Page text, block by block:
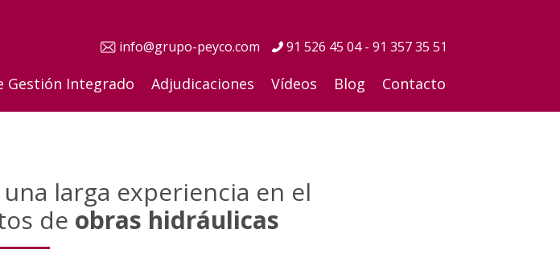
91 526 45 04 - 91 357 35 51
info@grupo-peyco.com
Gestión Integrado Adjudicaciones Vídeos Blog Contacto
larga experiencia en el
de obras hidráulicas